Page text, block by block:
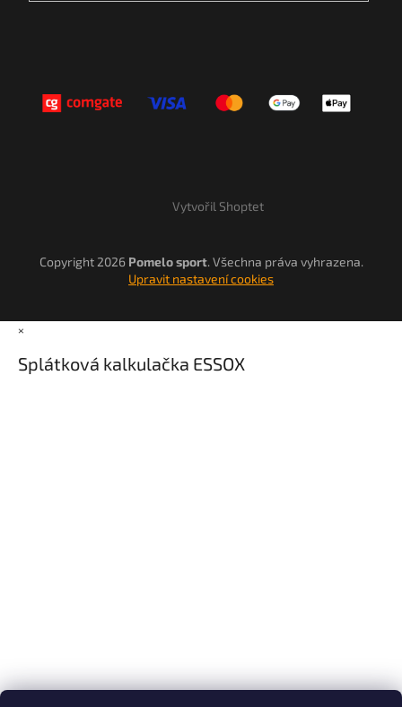
Vytvořil Shoptet
Copyright 2026 Pomelo sport. Všechna práva vyhrazena.
Upravit nastavení cookies
×
Splátková kalkulačka ESSOX